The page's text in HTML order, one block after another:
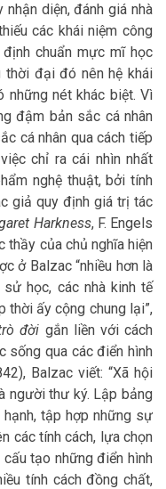
diện, đánh giá nhà
các khái niệm công
chuẩn mực mĩ học
thời đại đó nên hệ khái
những nét khác biệt. Vì
đậm bản sắc cá nhân
cá nhân qua cách tiếp
chỉ ra cái nhìn nhất
nghệ thuật, bởi tính
giả quy định giá trị tác
Harkness, F. Engels
thầy của chủ nghĩa hiện
ở Balzac “nhiều hơn là
học, các nhà kinh tế
thời ấy cộng chung lại”,
đời gắn liền với cách
sống qua các điển hình
Balzac viết: “Xã hội
người thư ký. Lập bảng
tập hợp những sự
các tính cách, lựa chọn
tạo những điển hình
tính cách đồng chất,